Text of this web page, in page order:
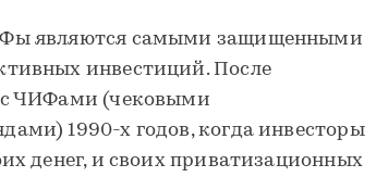
являются самыми защищенными
инвестиций. После
ЧИФами (чековыми
1990-х годов, когда инвесторы
денег, и своих приватизационных